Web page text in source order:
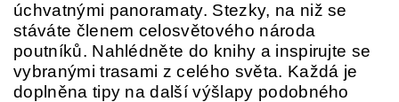
úchvatnými panoramaty. Stezky, na niž se
stáváte členem celosvětového národa
poutníků. Nahlédněte do knihy a inspirujte se
vybranými trasami z celého světa. Každá je
doplněna tipy na další výšlapy podobného